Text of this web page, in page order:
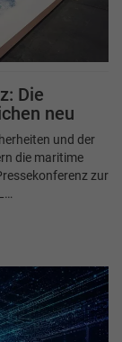
Die
neu
und der
die maritime
zur